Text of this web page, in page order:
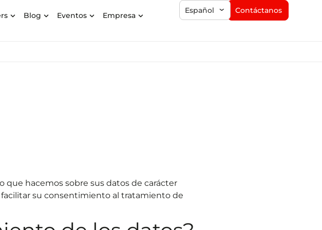
Blog Eventos Empresa
Español Contáctanos
hacemos sobre sus datos de carácter
su consentimiento al tratamiento de